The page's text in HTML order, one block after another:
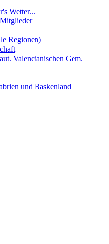
Wetter...
Regionen)
Valencianischen Gem.
und Baskenland